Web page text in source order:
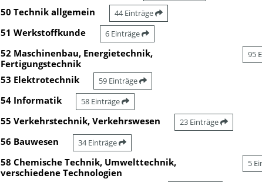
50 Technik allgemein 44 Einträge
51 Werkstoffkunde 6 Einträge
52 Maschinenbau, Energietechnik,
Fertigungstechnik
95
53 Elektrotechnik 59 Einträge
54 Informatik 58 Einträge
55 Verkehrstechnik, Verkehrswesen 23 Einträge
56 Bauwesen 34 Einträge
58 Chemische Technik, Umwelttechnik,
verschiedene Technologien
5